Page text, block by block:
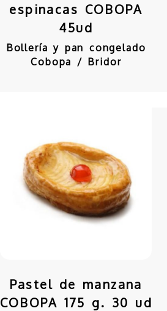
espinacas COBOPA
45ud
Bollería y pan congelado
Cobopa / Bridor
Pastel de manzana
COBOPA 175 g. 30 ud